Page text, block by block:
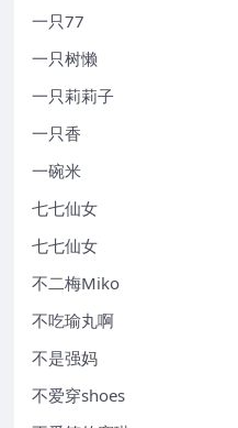
一只77
一只树懒
一只莉莉子
一只香
一碗米
七七仙女
七七仙女
不二梅Miko
不吃瑜丸啊
不是强妈
不爱穿shoes